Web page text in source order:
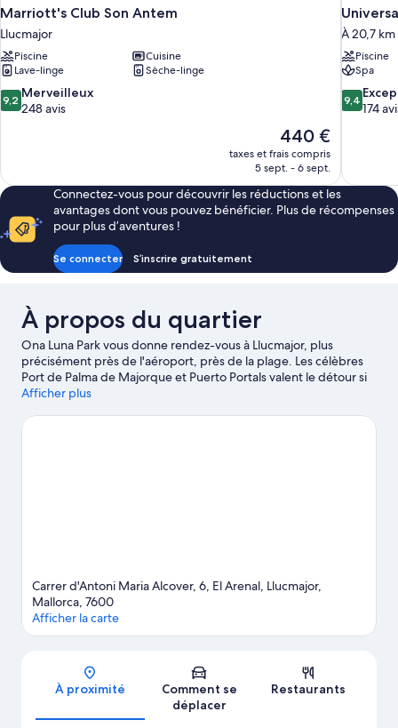
Marriott's Club Son Antem
Llucmajor
Piscine
Cuisine
Lave-linge
Sèche-linge
9.2
sur
9,2 Merveilleux
248 avis
Le
nouveau
prix
de
440 €
440 €
taxes et frais compris
5 sept. - 6 sept.
À 20,7
Piscine
Spa
9.4
sur
9,4
174
Connectez-vous pour découvrir les réductions et les
avantages dont vous pouvez bénéficier. Plus de récompenses
pour plus d’aventures !
Se connecter S’inscrire gratuitement
À propos du quartier
Ona Luna Park vous donne rendez-vous à Llucmajor, plus
précisément près de l'aéroport, près de la plage. Les célèbres
Port de Palma de Majorque et Puerto Portals valent le détour si
un minimum d'action est à l'ordre du jour. L'aventure, très peu
naturelle des lieux ? Partez à la découverte des non moins
Afficher plus
Carrer d'Antoni Maria Alcover, 6, El Arenal, Llucmajor,
Mallorca, 7600
Afficher la carte
À proximité
Comment se
déplacer
Restaurants